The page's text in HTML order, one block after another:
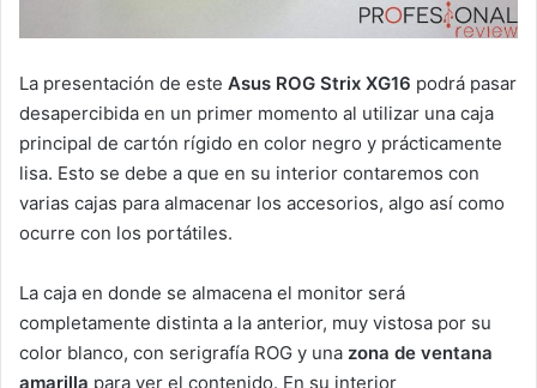
La presentación de este Asus ROG Strix XG16 podrá pasar
desapercibida en un primer momento al utilizar una caja
principal de cartón rígido en color negro y prácticamente
lisa. Esto se debe a que en su interior contaremos con
varias cajas para almacenar los accesorios, algo así como
ocurre con los portátiles.
La caja en donde se almacena el monitor será
completamente distinta a la anterior, muy vistosa por su
color blanco, con serigrafía ROG y una zona de ventana
amarilla para ver el contenido. En su interior